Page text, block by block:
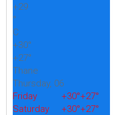
+29
°
C
+30°
+27°
Thane
Thursday, 06
Friday
+30°+27°
Saturday
+30°+27°